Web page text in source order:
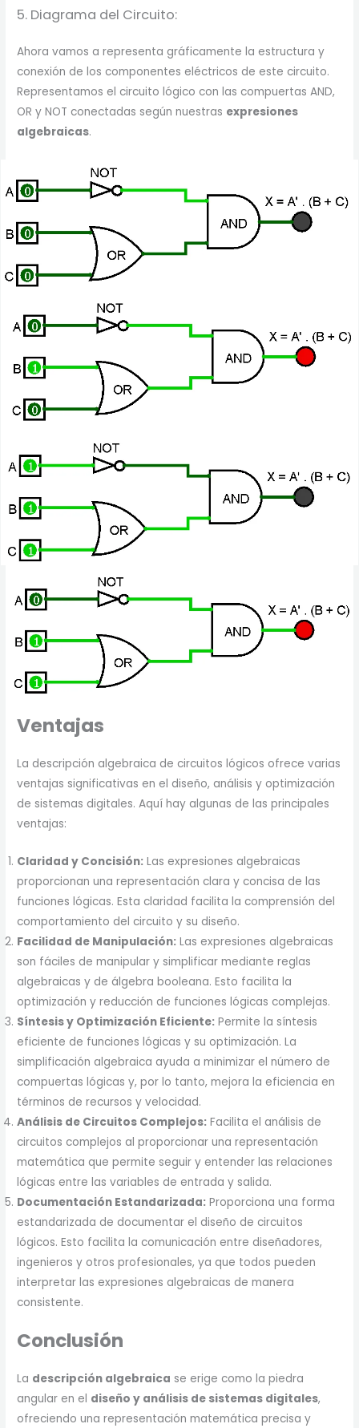
5. Diagrama del Circuito:
Ahora vamos a representa gráficamente la estructura y
conexión de los componentes eléctricos de este circuito.
Representamos el circuito lógico con las compuertas AND,
OR y NOT conectadas según nuestras expresiones
algebraicas.
Ventajas
La descripción algebraica de circuitos lógicos ofrece varias
ventajas significativas en el diseño, análisis y optimización
de sistemas digitales. Aquí hay algunas de las principales
ventajas:
Claridad y Concisión: Las expresiones algebraicas
proporcionan una representación clara y concisa de las
funciones lógicas. Esta claridad facilita la comprensión del
comportamiento del circuito y su diseño.
Facilidad de Manipulación: Las expresiones algebraicas
son fáciles de manipular y simplificar mediante reglas
algebraicas y de álgebra booleana. Esto facilita la
optimización y reducción de funciones lógicas complejas.
Síntesis y Optimización Eficiente: Permite la síntesis
eficiente de funciones lógicas y su optimización. La
simplificación algebraica ayuda a minimizar el número de
compuertas lógicas y, por lo tanto, mejora la eficiencia en
términos de recursos y velocidad.
Análisis de Circuitos Complejos: Facilita el análisis de
circuitos complejos al proporcionar una representación
matemática que permite seguir y entender las relaciones
lógicas entre las variables de entrada y salida.
Documentación Estandarizada: Proporciona una forma
estandarizada de documentar el diseño de circuitos
lógicos. Esto facilita la comunicación entre diseñadores,
ingenieros y otros profesionales, ya que todos pueden
interpretar las expresiones algebraicas de manera
consistente.
Conclusión
La descripción algebraica se erige como la piedra
angular en el diseño y análisis de sistemas digitales,
ofreciendo una representación matemática precisa y